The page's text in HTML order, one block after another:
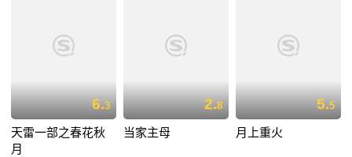
6.3
天雷一部之春花秋
月
2.8
当家主母
5.5
月上重火